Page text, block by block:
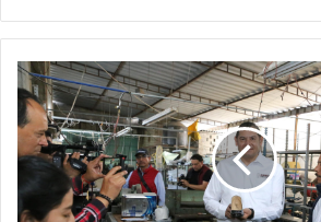
Impulsa
Armenta
3
centros
de
distribución
de